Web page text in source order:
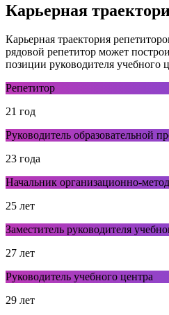
Карьерная
Карьерная траектория
рядовой репетитор может
позиции руководителя учебного
Репетитор
21 год
Руководитель образовательной
23 года
Начальник организационно-
25 лет
Заместитель руководителя
27 лет
Руководитель учебного центра
29 лет